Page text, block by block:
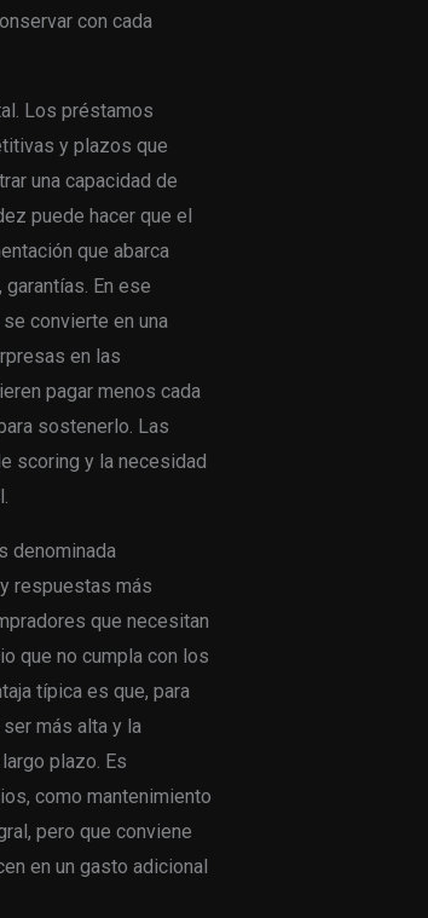
con cada
Los préstamos
y plazos que
una capacidad de
puede hacer que el
que abarca
En ese
convierte en una
en las
pagar menos cada
sostenerlo. Las
scoring y la necesidad
denominada
respuestas más
que necesitan
que no cumpla con los
típica es que, para
más alta y la
plazo. Es
como mantenimiento
pero que conviene
en un gasto adicional